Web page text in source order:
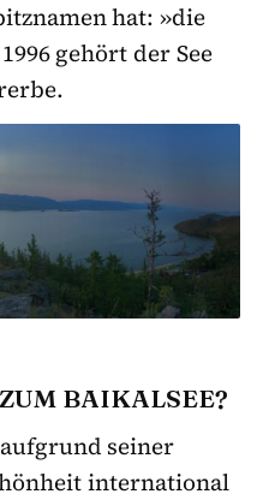
hat: »die
gehört der See
BAIKALSEE?
seiner
international